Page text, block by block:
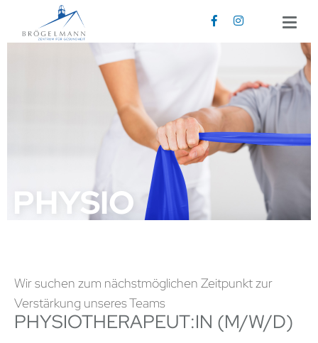
BRÖGELMANN
JOBS
KONTAKT
REZEPT SENDEN
Rezeption Physiotherapie
02191 62595
02191 5926601
rz@zfg-broegelmann.de
PHYSIO
Wir suchen zum nächstmöglichen Zeitpunkt zur
Verstärkung unseres Teams
PHYSIOTHERAPEUT:IN (M/W/D)